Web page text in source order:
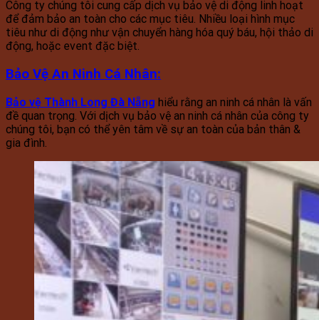
Công ty chúng tôi cung cấp dịch vụ bảo vệ di động linh hoạt
để đảm bảo an toàn cho các mục tiêu. Nhiều loại hình mục
tiêu như di động như vận chuyển hàng hóa quý báu, hội thảo di
động, hoặc event đặc biệt.
Bảo Vệ An Ninh Cá Nhân:
Bảo vệ Thành Long Đà Nẵng hiểu rằng an ninh cá nhân là vấn
đề quan trọng. Với dịch vụ bảo vệ an ninh cá nhân của công ty
chúng tôi, bạn có thể yên tâm về sự an toàn của bản thân &
gia đình.